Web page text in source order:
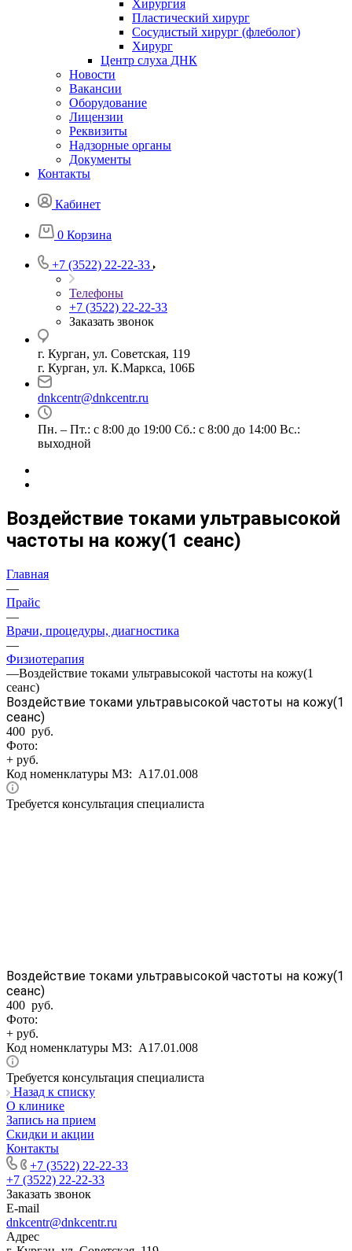
Хирургия
Пластический хирург
Сосудистый хирург (флеболог)
Хирург
Центр слуха ДНК
Новости
Вакансии
Оборудование
Лицензии
Реквизиты
Надзорные органы
Документы
Контакты
Кабинет
0 Корзина
+7 (3522) 22-22-33
Телефоны
+7 (3522) 22-22-33
Заказать звонок
г. Курган, ул. Советская, 119
г. Курган, ул. К.Маркса, 106Б
dnkcentr@dnkcentr.ru
Пн. – Пт.: с 8:00 до 19:00 Сб.: с 8:00 до 14:00 Вс.:
выходной
Воздействие токами ультравысокой
частоты на кожу(1 сеанс)
Главная
—
Прайс
—
Врачи, процедуры, диагностика
—
Физиотерапия
—Воздействие токами ультравысокой частоты на кожу(1
сеанс)
Воздействие токами ультравысокой частоты на кожу(1
сеанс)
400 руб.
Фото:
+ руб.
Код номенклатуры МЗ: A17.01.008
Требуется консультация специалиста
Воздействие токами ультравысокой частоты на кожу(1
сеанс)
400 руб.
Фото:
+ руб.
Код номенклатуры МЗ: A17.01.008
Требуется консультация специалиста
Назад к списку
О клинике
Запись на прием
Скидки и акции
Контакты
+7 (3522) 22-22-33
+7 (3522) 22-22-33
Заказать звонок
E-mail
dnkcentr@dnkcentr.ru
Адрес